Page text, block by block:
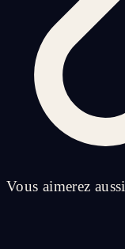
Vous aimerez aussi